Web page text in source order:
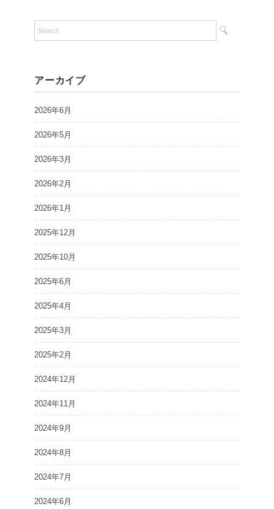
アーカイブ
2026年6月
2026年5月
2026年3月
2026年2月
2026年1月
2025年12月
2025年10月
2025年6月
2025年4月
2025年3月
2025年2月
2024年12月
2024年11月
2024年9月
2024年8月
2024年7月
2024年6月